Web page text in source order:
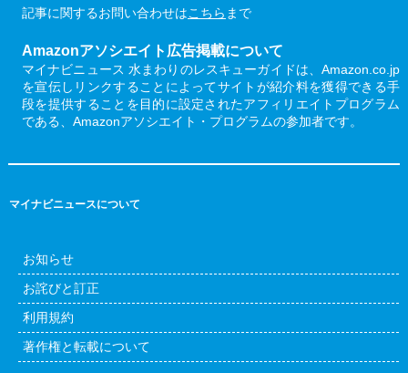
記事に関するお問い合わせはこちら まで
Amazonアソシエイト広告掲載について
マイナビニュース 水まわりのレスキューガイドは、Amazon.co.jp
を宣伝しリンクすることによってサイトが紹介料を獲得できる手
段を提供することを目的に設定されたアフィリエイトプログラム
である、Amazonアソシエイト・プログラムの参加者です。
マイナビニュースについて
お知らせ
お詫びと訂正
利用規約
著作権と転載について